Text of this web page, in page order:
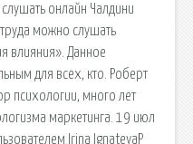
онлайн Чалдини
можно слушать
влияния». Данное
для всех, кто. Роберт
психологии, много лет
маркетинга. 19 июл
Irina IgnatevaР